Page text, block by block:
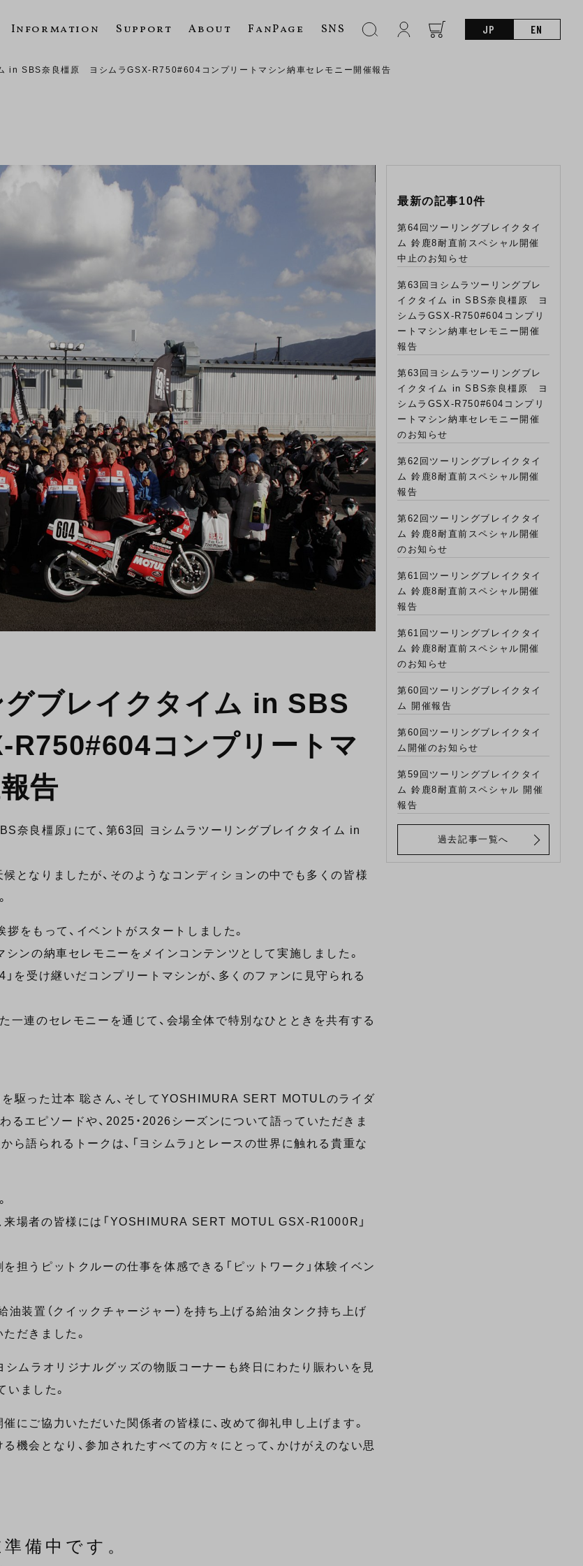
Information Support About FanPage SNS JP EN
in SBS奈良橿原 ヨシムラGSX-R750#604コンプリートマシン納車セレモニー開催報告
ブレイクタイム in SBS
コンプリートマ
告
奈良橿原」にて、第63回 ヨシムラツーリングブレイクタイム in
となりましたが、そのようなコンディションの中でも多くの皆様
をもって、イベントがスタートしました。
ンの納車セレモニーをメインコンテンツとして実施しました。
を受け継いだコンプリートマシンが、多くのファンに見守られる
一連のセレモニーを通じて、会場全体で特別なひとときを共有する
駆った辻本 聡さん、そしてYOSHIMURA SERT MOTULのライダ
るエピソードや、2025・2026シーズンについて語っていただきま
ら語られるトークは、「ヨシムラ」とレースの世界に触れる貴重な
場者の皆様には「YOSHIMURA SERT MOTUL GSX-R1000R」
担うピットクルーの仕事を体感できる「ピットワーク」体験イベン
装置（クイックチャージャー）を持ち上げる給油タンク持ち上げ
だきました。
ムラオリジナルグッズの物販コーナーも終日にわたり賑わいを見
ました。
にご協力いただいた関係者の皆様に、改めて御礼申し上げます。
機会となり、参加されたすべての方々にとって、かけがえのない思
備中です。
最新の記事10件
第64回ツーリングブレイクタイ
ム 鈴鹿8耐直前スペシャル開催
中止のお知らせ
第63回ヨシムラツーリングブレ
イクタイム in SBS奈良橿原 ヨ
シムラGSX-R750#604コンプリ
ートマシン納車セレモニー開催
報告
第63回ヨシムラツーリングブレ
イクタイム in SBS奈良橿原 ヨ
シムラGSX-R750#604コンプリ
ートマシン納車セレモニー開催
のお知らせ
第62回ツーリングブレイクタイ
ム 鈴鹿8耐直前スペシャル開催
報告
第62回ツーリングブレイクタイ
ム 鈴鹿8耐直前スペシャル開催
のお知らせ
第61回ツーリングブレイクタイ
ム 鈴鹿8耐直前スペシャル開催
報告
第61回ツーリングブレイクタイ
ム 鈴鹿8耐直前スペシャル開催
のお知らせ
第60回ツーリングブレイクタイ
ム 開催報告
第60回ツーリングブレイクタイ
ム開催のお知らせ
第59回ツーリングブレイクタイ
ム 鈴鹿8耐直前スペシャル 開催
報告
過去記事一覧へ